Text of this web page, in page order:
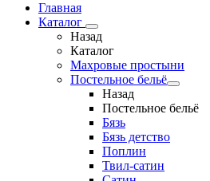
Главная
Каталог
Назад
Каталог
Махровые простыни
Постельное бельё
Назад
Постельное бельё
Бязь
Бязь детство
Поплин
Твил-сатин